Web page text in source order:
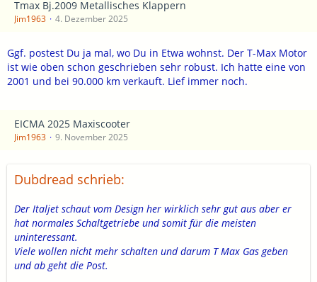
Tmax Bj.2009 Metallisches Klappern
Jim1963 4. Dezember 2025
Ggf. postest Du ja mal, wo Du in Etwa wohnst. Der T-Max Motor
ist wie oben schon geschrieben sehr robust. Ich hatte eine von
2001 und bei 90.000 km verkauft. Lief immer noch.
EICMA 2025 Maxiscooter
Jim1963 9. November 2025
Dubdread schrieb:
Der Italjet schaut vom Design her wirklich sehr gut aus aber er
hat normales Schaltgetriebe und somit für die meisten
uninteressant.
Viele wollen nicht mehr schalten und darum T Max Gas geben
und ab geht die Post.